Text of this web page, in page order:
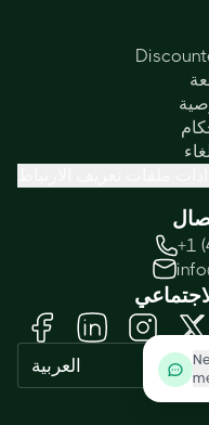
+1
العربية